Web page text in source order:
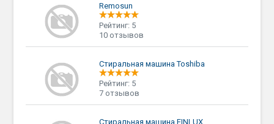
Remosun
Рейтинг: 5
10 отзывов
Стиральная машина Toshiba
Рейтинг: 5
7 отзывов
Стиральная машина FINLUX